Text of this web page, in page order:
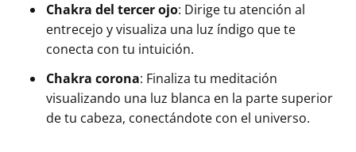
Chakra del tercer ojo: Dirige tu atención al
entrecejo y visualiza una luz índigo que te
conecta con tu intuición.
Chakra corona: Finaliza tu meditación
visualizando una luz blanca en la parte superior
de tu cabeza, conectándote con el universo.